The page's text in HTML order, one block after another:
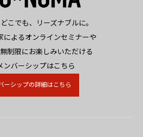
こでも、リーズナブルに。
によるオンラインセミナーや
制限にお楽しみいただける
ンバーシップはこちら
ーシップの詳細はこちら